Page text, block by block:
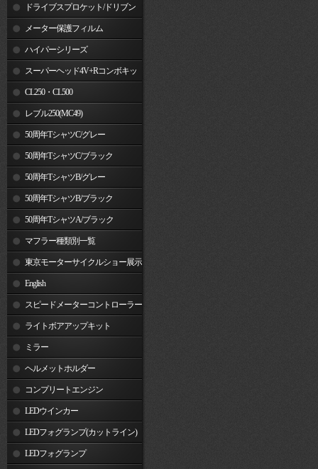
ドライブスプロケット/ドリブン
スプロケット
メーター保護フィルム
ハイパーシリーズ
スーパーヘッド4V+Rコンボキッ
ト CL250・CL500
レブル250(MC49)
50周年TシャツC/グレー
50周年TシャツC/ブラック
50周年TシャツB/グレー
50周年TシャツB/ブラック
50周年TシャツA/ブラック
マフラー種類別一覧
東京モーターサイクルショー展示
車両 English
スピードメーターコントローラー
ライトボアアップキット
ミラー
ヘルメットホルダー
コンプリートエンジン
LEDウインカー
LEDフォグランプ(カットライン)
LEDフォグランプ